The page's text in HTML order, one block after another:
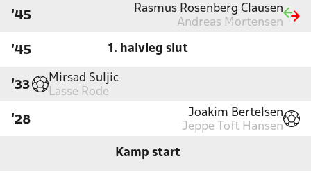
'45
Rasmus Rosenberg Clausen
Andreas Mortensen
'45 1. halvleg slut
'33
Mirsad Suljic
Lasse Rode
'28
Joakim Bertelsen
Jeppe Toft Hansen
Kamp start